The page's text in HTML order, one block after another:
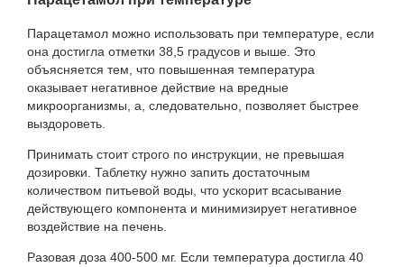
Парацетамол можно использовать при температуре, если
она достигла отметки 38,5 градусов и выше. Это
объясняется тем, что повышенная температура
оказывает негативное действие на вредные
микроорганизмы, а, следовательно, позволяет быстрее
выздороветь.
Принимать стоит строго по инструкции, не превышая
дозировки. Таблетку нужно запить достаточным
количеством питьевой воды, что ускорит всасывание
действующего компонента и минимизирует негативное
воздействие на печень.
Разовая доза 400-500 мг. Если температура достигла 40